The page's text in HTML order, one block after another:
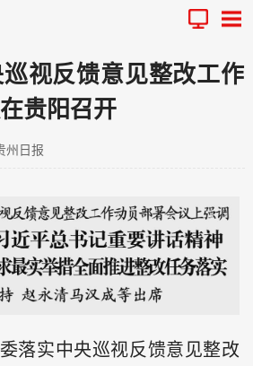
视反馈意见整改工作
贵阳召开
州日报
落实中央巡视反馈意见整改